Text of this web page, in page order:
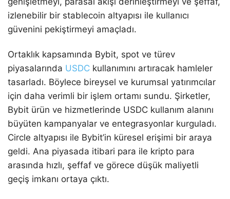
izlenebilir bir stablecoin altyapısı ile kullanıcı
güvenini pekiştirmeyi amaçladı.
Ortaklık kapsamında Bybit, spot ve türev
piyasalarında USDC kullanımını artıracak hamleler
tasarladı. Böylece bireysel ve kurumsal yatırımcılar
için daha verimli bir işlem ortamı sundu. Şirketler,
Bybit ürün ve hizmetlerinde USDC kullanım alanını
büyüten kampanyalar ve entegrasyonlar kurguladı.
Circle altyapısı ile Bybit’in küresel erişimi bir araya
geldi. Ana piyasada itibari para ile kripto para
arasında hızlı, şeffaf ve görece düşük maliyetli
geçiş imkanı ortaya çıktı.